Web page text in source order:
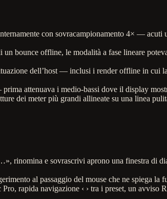
con sovracampionamento 4× —
bounce offline, le modalità a fase lineare
dell’host — inclusi i render offline in
attenuava i medio-bassi dove il display
dei meter più grandi allineate su una linea
rinomina e sovrascrivi aprono una finestra
al passaggio del mouse che ne spiega la
rapida navigazione ‹ › tra i preset, un avviso